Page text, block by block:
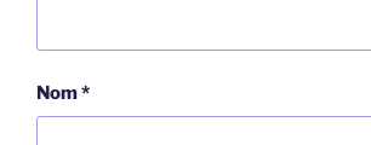
Nom*